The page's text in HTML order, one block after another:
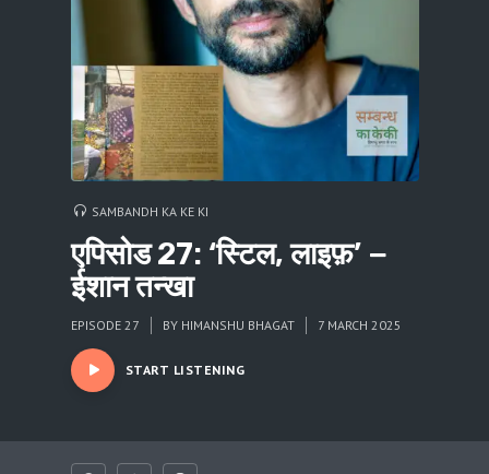
SAMBANDH KA KE KI
एपिसोड 27: ‘स्टिल, लाइफ़’ −
ईशान तन्खा
EPISODE 27 BY HIMANSHU BHAGAT 7 MARCH 2025
START LISTENING